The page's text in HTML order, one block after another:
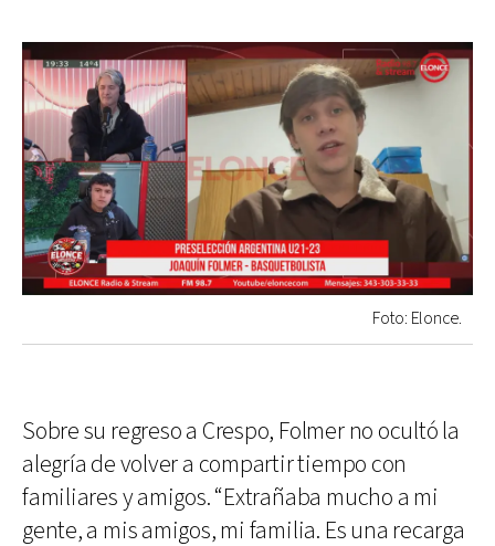
Foto: Elonce.
Sobre su regreso a Crespo, Folmer no ocultó la
alegría de volver a compartir tiempo con
familiares y amigos. “Extrañaba mucho a mi
gente, a mis amigos, mi familia. Es una recarga